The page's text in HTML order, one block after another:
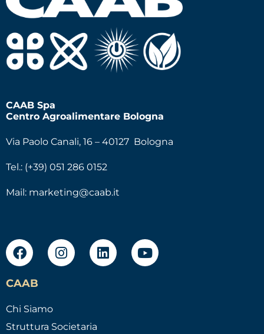
CAAB Spa
Centro Agroalimentare Bologna
Via Paolo Canali, 16 – 40127 Bologna
Tel.: (+39) 051 286 0152
Mail: marketing@caab.it
CAAB
Chi Siamo
Struttura Societaria